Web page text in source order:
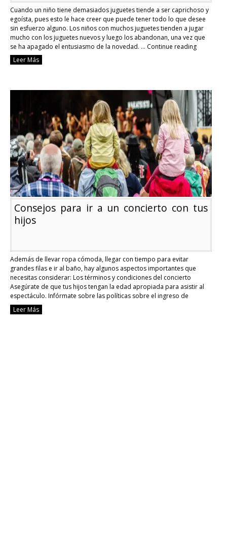
Cuando un niño tiene demasiados juguetes tiende a ser caprichoso y
egoísta, pues esto le hace creer que puede tener todo lo que desee
sin esfuerzo alguno. Los niños con muchos juguetes tienden a jugar
mucho con los juguetes nuevos y luego los abandonan, una vez que
se ha apagado el entusiasmo de la novedad. … Continue reading
a
tu
hijo
muchos
juguetes
Leer Más
Consejos para ir a un concierto con tus
hijos
Además de llevar ropa cómoda, llegar con tiempo para evitar
grandes filas e ir al baño, hay algunos aspectos importantes que
necesitas considerar: Los términos y condiciones del concierto
Asegúrate de que tus hijos tengan la edad apropiada para asistir al
espectáculo. Infórmate sobre las políticas sobre el ingreso de
bebidas, accesorios, carteles y otro …
Leer Más